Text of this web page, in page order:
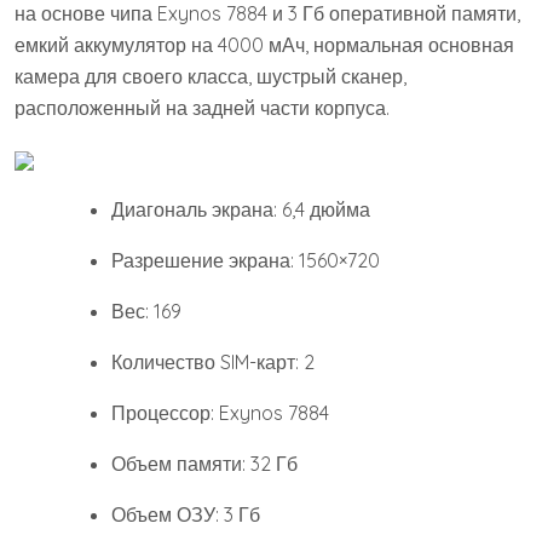
на основе чипа Exynos 7884 и 3 Гб оперативной памяти,
емкий аккумулятор на 4000 мАч, нормальная основная
камера для своего класса, шустрый сканер,
расположенный на задней части корпуса.
Диагональ экрана: 6,4 дюйма
Разрешение экрана: 1560×720
Вес: 169
Количество SIM-карт: 2
Процессор: Exynos 7884
Объем памяти: 32 Гб
Объем ОЗУ: 3 Гб